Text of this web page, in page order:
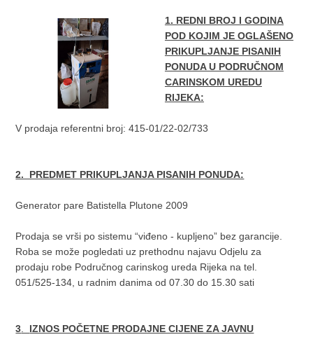
1. REDNI BROJ I GODINA
POD KOJIM JE OGLAŠENO
PRIKUPLJANJE PISANIH
PONUDA U PODRUČNOM
CARINSKOM UREDU
RIJEKA:
V prodaja referentni broj: 415-01/22-02/733
2. PREDMET PRIKUPLJANJA PISANIH PONUDA:
Generator pare Batistella Plutone 2009
Prodaja se vrši po sistemu “viđeno - kupljeno” bez garancije.
Roba se može pogledati uz prethodnu najavu Odjelu za
prodaju robe Područnog carinskog ureda Rijeka na tel.
051/525-134, u radnim danima od 07.30 do 15.30 sati
3
IZNOS POČETNE PRODAJNE CIJENE ZA JAVNU